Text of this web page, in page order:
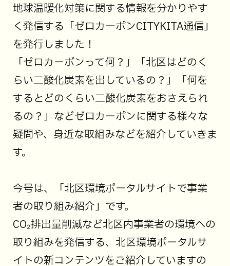
地球温暖化対策に関する情報を分かりやす
く発信する「ゼロカーボンCITYKITA通信」
を発行しました！
「ゼロカーボンって何？」「北区はどのく
らい二酸化炭素を出しているの？」「何を
するとどのくらい二酸化炭素をおさえられ
るの？」などゼロカーボンに関する様々な
疑問や、身近な取組みなどを紹介していきま
す。
今号は、「北区環境ポータルサイトで事業
者の取り組み紹介」です。
CO₂排出量削減など北区内事業者の環境への
取り組みを発信する、北区環境ポータルサ
イトの新コンテンツをご紹介していますの